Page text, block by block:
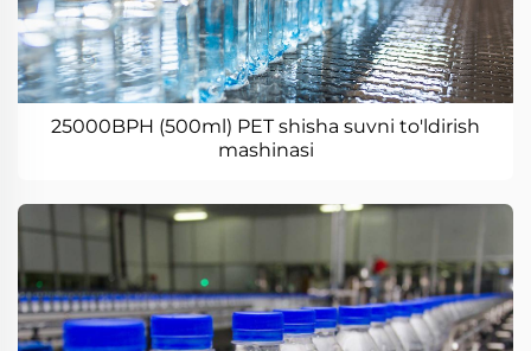
25000BPH (500ml) PET shisha suvni to'ldirish
mashinasi